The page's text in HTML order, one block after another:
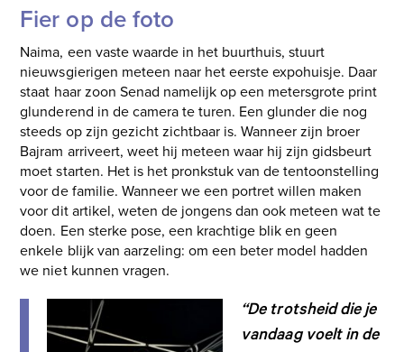
Fier op de foto
Naima, een vaste waarde in het buurthuis, stuurt
nieuwsgierigen meteen naar het eerste expohuisje. Daar
staat haar zoon Senad namelijk op een metersgrote print
glunderend in de camera te turen. Een glunder die nog
steeds op zijn gezicht zichtbaar is. Wanneer zijn broer
Bajram arriveert, weet hij meteen waar hij zijn gidsbeurt
moet starten. Het is het pronkstuk van de tentoonstelling
voor de familie. Wanneer we een portret willen maken
voor dit artikel, weten de jongens dan ook meteen wat te
doen. Een sterke pose, een krachtige blik en geen
enkele blijk van aarzeling: om een beter model hadden
we niet kunnen vragen.
“De trotsheid die je
vandaag voelt in de